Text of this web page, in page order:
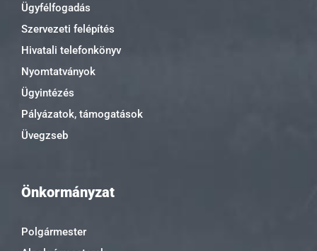
Ügyfélfogadás
Szervezeti felépítés
Hivatali telefonkönyv
Nyomtatványok
Ügyintézés
Pályázatok, támogatások
Üvegzseb
Önkormányzat
Polgármester